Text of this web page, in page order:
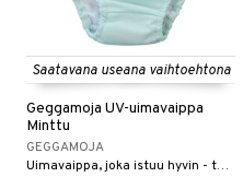
Saatavana useana vaihtoehtona
Geggamoja UV-uimavaippa
Minttu
GEGGAMOJA
Uimavaippa, joka istuu hyvin - täydellinen vauvauintiin!